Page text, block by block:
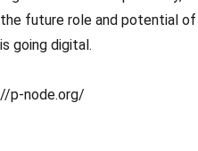
the future role and potential of
is going digital.
//p-node.org/